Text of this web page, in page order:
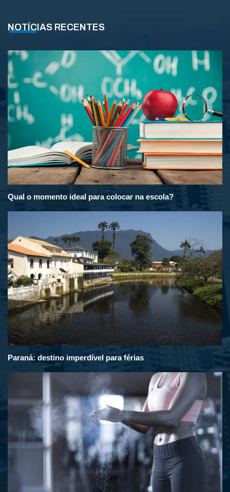
NOTÍCIAS RECENTES
Qual o momento ideal para colocar na escola?
Paraná: destino imperdível para férias